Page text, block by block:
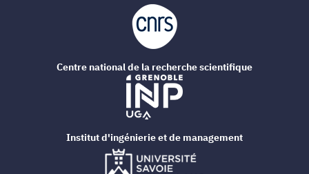
Centre national de la recherche scientifique
Institut d'ingénierie et de management